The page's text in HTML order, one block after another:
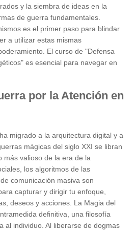
y la siembra de ideas en la
de guerra fundamentales.
es el primer paso para blindar
a utilizar estas mismas
El curso de "Defensa
es esencial para navegar en
por la Atención en
migrado a la arquitectura digital y a
mágicas del siglo XXI se libran
más valioso de la era de la
los algoritmos de las
comunicación masiva son
capturar y dirigir tu enfoque,
deseos y acciones. La Magia del
definitiva, una filosofía
al individuo. Al liberarse de dogmas